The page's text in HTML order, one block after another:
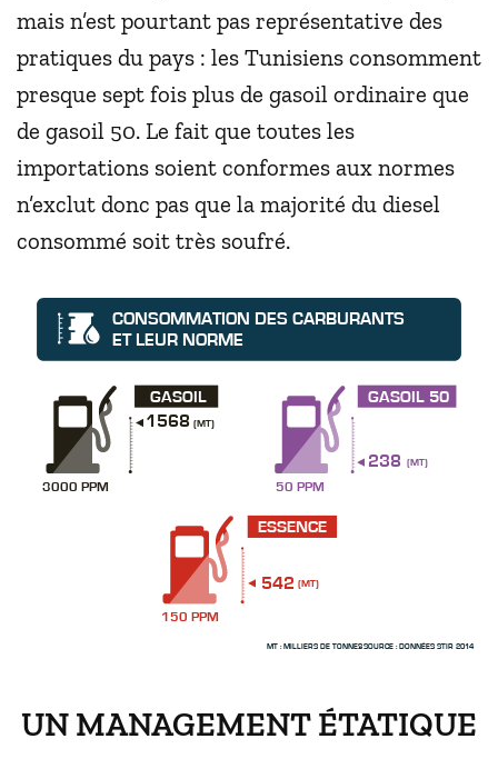
mais n’est pourtant pas représentative des
pratiques du pays : les Tunisiens consomment
presque sept fois plus de gasoil ordinaire que
de gasoil 50. Le fait que toutes les
importations soient conformes aux normes
n’exclut donc pas que la majorité du diesel
consommé soit très soufré.
3000 PPM
1568
GASOIL
(MT)
50 PPM
238
GASOIL 50
(MT)
150 PPM
542
ESSENCE
(MT)
MT : MILLIERS DE TONNES- SOURCE : DONNÉES STIR 2014
CONSOMMATION DES CARBURANTS
ET LEUR NORME
UN MANAGEMENT ÉTATIQUE